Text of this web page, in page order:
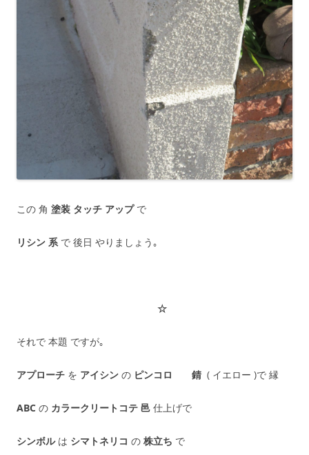
この 角 塗装 タッチ アップで
リシン 系 で 後日 やりましょう｡
☆
それで 本題 ですが｡
アプローチ を アイシン の ピンコロ 錆 ( イエロー )で 縁
ABC の カラークリートコテ 邑 仕上げで
シンボルは シマトネリコ の 株立ち で